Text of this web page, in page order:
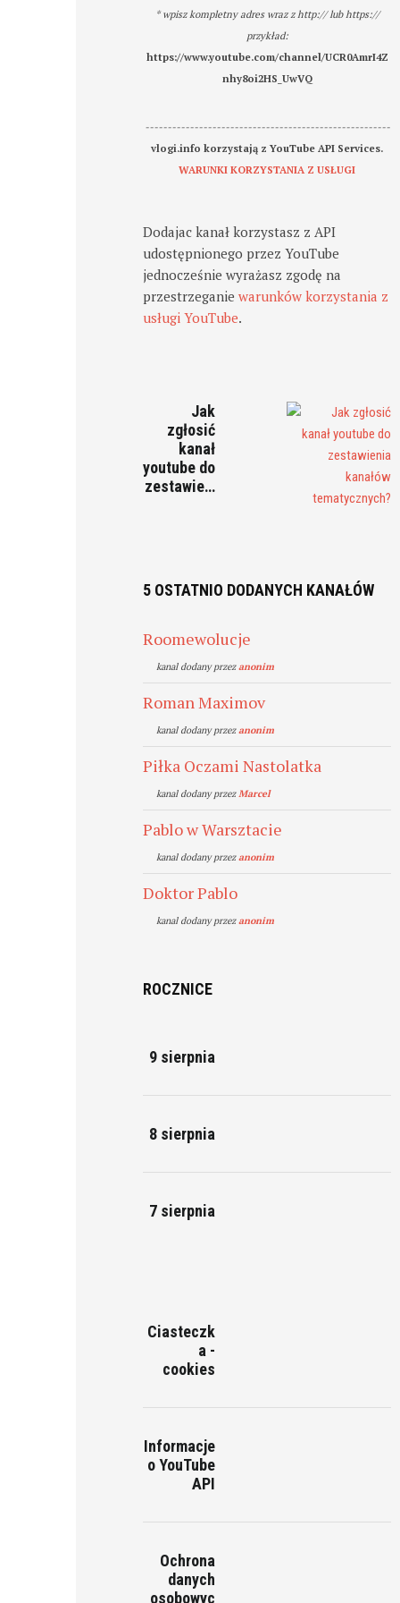
* wpisz kompletny adres wraz z http:// lub https://
przykład:
https://www.youtube.com/channel/UCR0AmrI4Z
nhy8oi2HS_UwVQ
-------------------------------------------------------
vlogi.info korzystają z YouTube API Services.
WARUNKI KORZYSTANIA Z USŁUGI
Dodajac kanał korzystasz z API
udostępnionego przez YouTube
jednocześnie wyrażasz zgodę na
przestrzeganiewarunków korzystania z
usługi YouTube.
Jak
zgłosić
kanał
youtube do
zestawie…
5 OSTATNIO DODANYCH KANAŁÓW
Roomewolucje
kanal dodany przezanonim
Roman Maximov
kanal dodany przezanonim
Piłka Oczami Nastolatka
kanal dodany przezMarcel
Pablo w Warsztacie
kanal dodany przezanonim
Doktor Pablo
kanal dodany przezanonim
ROCZNICE
9 sierpnia
8 sierpnia
7 sierpnia
Ciasteczk
a -
cookies
Informacje
o YouTube
API
Ochrona
danych
osobowyc